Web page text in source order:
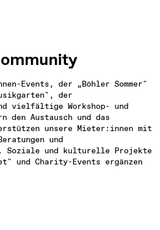
Events, der „Böhler Sommer"
der
vielfältige Workshop- und
den Austausch und das
unsere Mieter:innen mit
und
Soziale und kulturelle Projekte
und Charity-Events ergänzen